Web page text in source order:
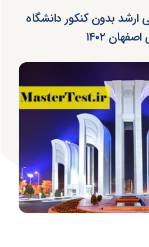
ارشد بدون کنکور دانشگاه
۱۴۰۲